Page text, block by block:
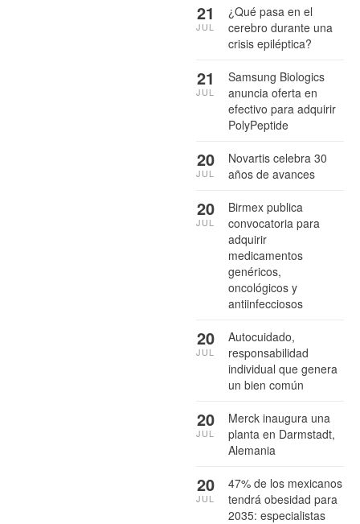
¿Qué pasa en el
cerebro durante una
crisis epiléptica?
21
JUL
Samsung Biologics
anuncia oferta en
efectivo para adquirir
PolyPeptide
21
JUL
Novartis celebra 30
años de avances
20
JUL
Birmex publica
convocatoria para
adquirir
medicamentos
genéricos,
oncológicos y
antiinfecciosos
20
JUL
Autocuidado,
responsabilidad
individual que genera
un bien común
20
JUL
Merck inaugura una
planta en Darmstadt,
Alemania
20
JUL
47% de los mexicanos
tendrá obesidad para
2035: especialistas
20
JUL